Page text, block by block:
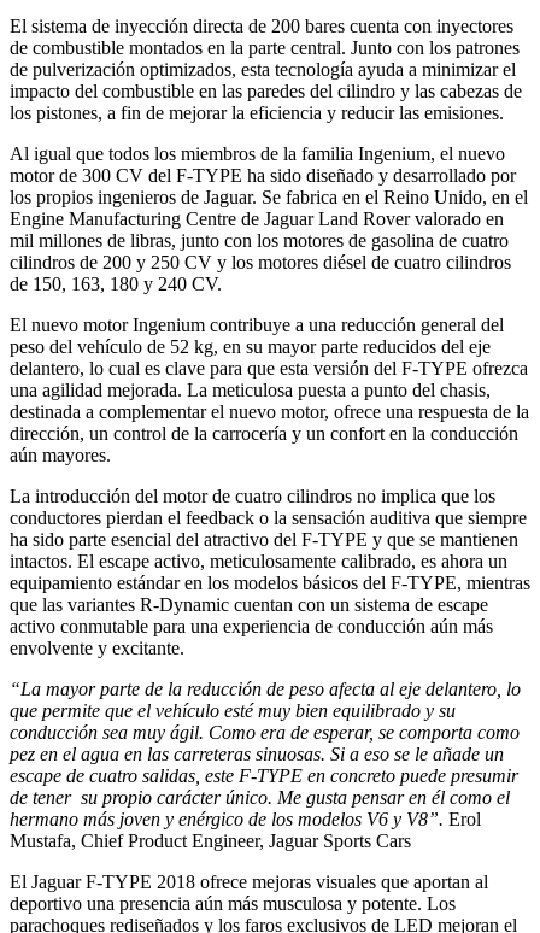
El sistema de inyección directa de 200 bares cuenta con inyectores
de combustible montados en la parte central. Junto con los patrones
de pulverización optimizados, esta tecnología ayuda a minimizar el
impacto del combustible en las paredes del cilindro y las cabezas de
los pistones, a fin de mejorar la eficiencia y reducir las emisiones.
Al igual que todos los miembros de la familia Ingenium, el nuevo
motor de 300 CV del F-TYPE ha sido diseñado y desarrollado por
los propios ingenieros de Jaguar. Se fabrica en el Reino Unido, en el
Engine Manufacturing Centre de Jaguar Land Rover valorado en
mil millones de libras, junto con los motores de gasolina de cuatro
cilindros de 200 y 250 CV y los motores diésel de cuatro cilindros
de 150, 163, 180 y 240 CV.
El nuevo motor Ingenium contribuye a una reducción general del
peso del vehículo de 52 kg, en su mayor parte reducidos del eje
delantero, lo cual es clave para que esta versión del F-TYPE ofrezca
una agilidad mejorada. La meticulosa puesta a punto del chasis,
destinada a complementar el nuevo motor, ofrece una respuesta de la
dirección, un control de la carrocería y un confort en la conducción
aún mayores.
La introducción del motor de cuatro cilindros no implica que los
conductores pierdan el feedback o la sensación auditiva que siempre
ha sido parte esencial del atractivo del F-TYPE y que se mantienen
intactos. El escape activo, meticulosamente calibrado, es ahora un
equipamiento estándar en los modelos básicos del F-TYPE, mientras
que las variantes R-Dynamic cuentan con un sistema de escape
activo conmutable para una experiencia de conducción aún más
envolvente y excitante.
“La mayor parte de la reducción de peso afecta al eje delantero, lo
que permite que el vehículo esté muy bien equilibrado y su
conducción sea muy ágil. Como era de esperar, se comporta como
pez en el agua en las carreteras sinuosas. Si a eso se le añade un
escape de cuatro salidas, este F-TYPE en concreto puede presumir
de tener su propio carácter único. Me gusta pensar en él como el
hermano más joven y enérgico de los modelos V6 y V8”. Erol
Mustafa, Chief Product Engineer, Jaguar Sports Cars
El Jaguar F-TYPE 2018 ofrece mejoras visuales que aportan al
deportivo una presencia aún más musculosa y potente. Los
parachoques rediseñados y los faros exclusivos de LED mejoran el